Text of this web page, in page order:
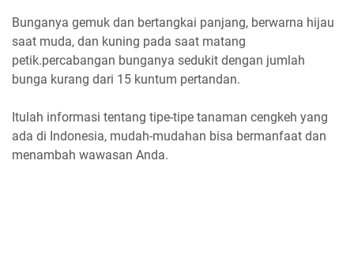
Bunganya gemuk dan bertangkai panjang, berwarna hijau
saat muda, dan kuning pada saat matang
petik.percabangan bunganya sedukit dengan jumlah
bunga kurang dari 15 kuntum pertandan.
Itulah informasi tentang tipe-tipe tanaman cengkeh yang
ada di Indonesia, mudah-mudahan bisa bermanfaat dan
menambah wawasan Anda.